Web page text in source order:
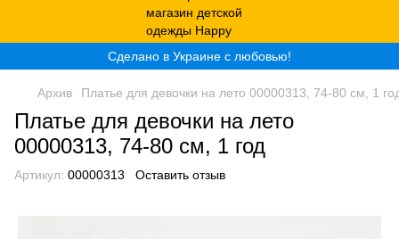
Сделано в Украине с любовью!
Архив Платье для девочки на лето 00000313, 74-80 см, 1
Платье для девочки на лето
00000313, 74-80 см, 1 год
Артикул: 00000313 Оставить отзыв